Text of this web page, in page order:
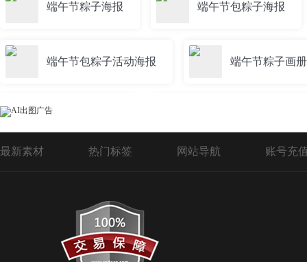
端午节粽子海报 端午节包粽子海报
端午节包粽子活动海报 端午节粽子画册
端午节粽子卡通
端午节粽子图片素材 端午节粽子分层
端午节粽子矢量素材
最新素材 热门标签 网站导航 账号充